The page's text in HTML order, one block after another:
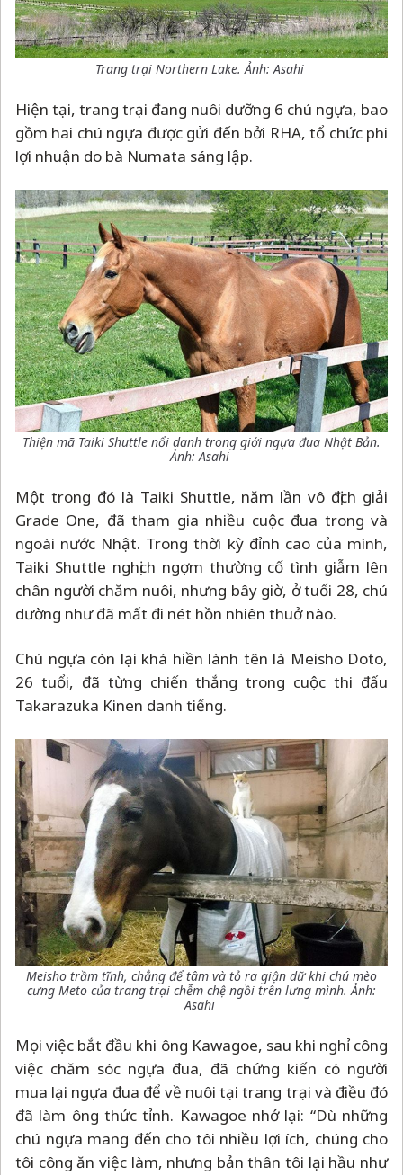
Trang trại Northern Lake. Ảnh: Asahi
Hiện tại, trang trại đang nuôi dưỡng 6 chú ngựa, bao
gồm hai chú ngựa được gửi đến bởi RHA, tổ chức phi
lợi nhuận do bà Numata sáng lập.
Thiện mã Taiki Shuttle nổi danh trong giới ngựa đua Nhật Bản.
Ảnh: Asahi
Một trong đó là Taiki Shuttle, năm lần vô địch giải
Grade One, đã tham gia nhiều cuộc đua trong và
ngoài nước Nhật. Trong thời kỳ đỉnh cao của mình,
Taiki Shuttle nghịch ngợm thường cố tình giẫm lên
chân người chăm nuôi, nhưng bây giờ, ở tuổi 28, chú
dường như đã mất đi nét hồn nhiên thuở nào.
Chú ngựa còn lại khá hiền lành tên là Meisho Doto,
26 tuổi, đã từng chiến thắng trong cuộc thi đấu
Takarazuka Kinen danh tiếng.
Meisho trầm tĩnh, chẳng để tâm và tỏ ra giận dữ khi chú mèo
cưng Meto của trang trại chễm chệ ngồi trên lưng mình. Ảnh:
Asahi
Mọi việc bắt đầu khi ông Kawagoe, sau khi nghỉ công
việc chăm sóc ngựa đua, đã chứng kiến có người
mua lại ngựa đua để về nuôi tại trang trại và điều đó
đã làm ông thức tỉnh. Kawagoe nhớ lại: “Dù những
chú ngựa mang đến cho tôi nhiều lợi ích, chúng cho
tôi công ăn việc làm, nhưng bản thân tôi lại hầu như